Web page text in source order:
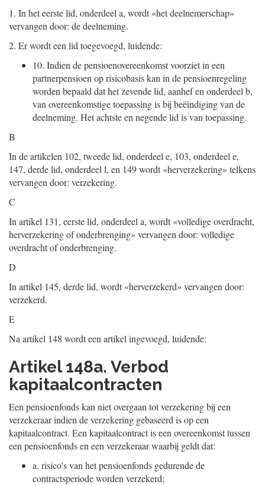
1. In het eerste lid, onderdeel a, wordt «het deelnemerschap»
vervangen door: de deelneming.
2. Er wordt een lid toegevoegd, luidende:
10. Indien de pensioenovereenkomst voorziet in een
partnerpensioen op risicobasis kan in de pensioenregeling
worden bepaald dat het zevende lid, aanhef en onderdeel b,
van overeenkomstige toepassing is bij beëindiging van de
deelneming. Het achtste en negende lid is van toepassing.
B
In de artikelen 102, tweede lid, onderdeel e, 103, onderdeel e,
147, derde lid, onderdeel l, en 149 wordt «herverzekering» telkens
vervangen door: verzekering.
C
In artikel 131, eerste lid, onderdeel a, wordt «volledige overdracht,
herverzekering of onderbrenging» vervangen door: volledige
overdracht of onderbrenging.
D
In artikel 145, derde lid, wordt «herverzekerd» vervangen door:
verzekerd.
E
Na artikel 148 wordt een artikel ingevoegd, luidende:
Artikel 148a. Verbod
kapitaalcontracten
Een pensioenfonds kan niet overgaan tot verzekering bij een
verzekeraar indien de verzekering gebaseerd is op een
kapitaalcontract. Een kapitaalcontract is een overeenkomst tussen
een pensioenfonds en een verzekeraar waarbij geldt dat:
a. risico's van het pensioenfonds gedurende de
contractsperiode worden verzekerd;